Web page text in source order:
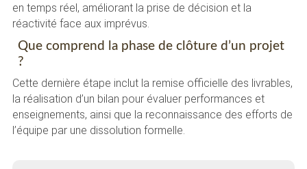
en temps réel, améliorant la prise de décision et la
réactivité face aux imprévus.
Que comprend la phase de clôture d’un projet
?
Cette dernière étape inclut la remise officielle des livrables,
la réalisation d’un bilan pour évaluer performances et
enseignements, ainsi que la reconnaissance des efforts de
l’équipe par une dissolution formelle.